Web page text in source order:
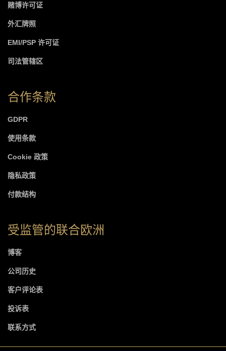
赌博许可证
外汇牌照
EMI/PSP 许可证
司法管辖区
合作条款
GDPR
使用条款
Cookie 政策
隐私政策
付款结构
受监管的联合欧洲
博客
公司历史
客户评论表
投诉表
联系方式